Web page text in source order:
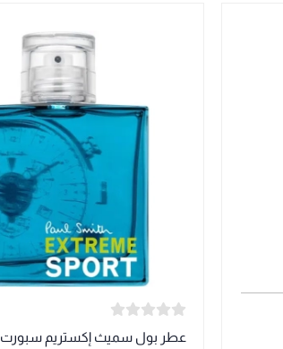
عطر بول سميث إكستريم سبورت